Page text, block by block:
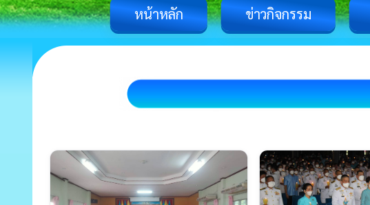
หน้าหลัก ข่าวกิจกรรม